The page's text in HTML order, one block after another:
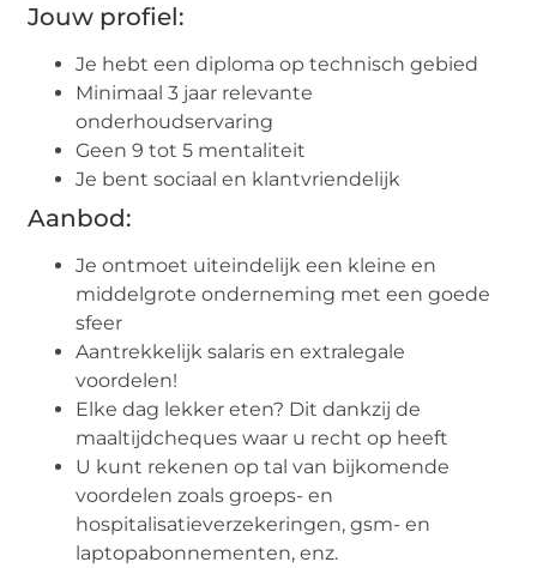
Jouw profiel:
Je hebt een diploma op technisch gebied
Minimaal 3 jaar relevante
onderhoudservaring
Geen 9 tot 5 mentaliteit
Je bent sociaal en klantvriendelijk
Aanbod:
Je ontmoet uiteindelijk een kleine en
middelgrote onderneming met een goede
sfeer
Aantrekkelijk salaris en extralegale
voordelen!
Elke dag lekker eten? Dit dankzij de
maaltijdcheques waar u recht op heeft
U kunt rekenen op tal van bijkomende
voordelen zoals groeps- en
hospitalisatieverzekeringen, gsm- en
laptopabonnementen, enz.